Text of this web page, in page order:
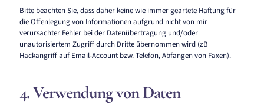
Bitte beachten Sie, dass daher keine wie immer geartete Haftung für
die Offenlegung von Informationen aufgrund nicht von mir
verursachter Fehler bei der Datenübertragung und/oder
unautorisiertem Zugriff durch Dritte übernommen wird (zB
Hackangriff auf Email-Account bzw. Telefon, Abfangen von Faxen).
4. Verwendung von Daten